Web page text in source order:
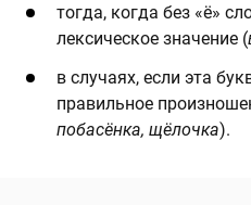
тогда, когда без «ё»
лексическое значение (
в случаях, если эта
правильное
побасёнка, щёлочка).